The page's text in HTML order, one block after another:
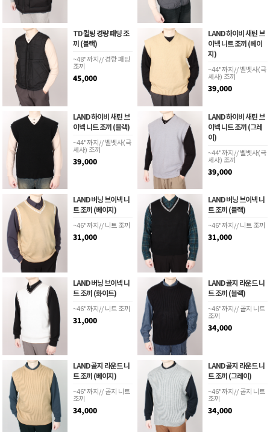
TD 퀼팅 경량 패딩 조
끼 (블랙)
~48"까지// 경량 패딩
조끼
45,000
LAND 하이비 새틴 브
이넥 니트 조끼 (베이
지)
~44"까지// 벨벳사(극
세사) 조끼
39,000
LAND 하이비 새틴 브
이넥 니트 조끼 (블랙)
~44"까지// 벨벳사(극
세사) 조끼
39,000
LAND 하이비 새틴 브
이넥 니트 조끼 (그레
이)
~44"까지// 벨벳사(극
세사) 조끼
39,000
LAND 버닝 브이넥 니
트 조끼 (베이지)
~46"까지// 니트 조끼
31,000
LAND 버닝 브이넥 니
트 조끼 (블랙)
~46"까지// 니트 조끼
31,000
LAND 버닝 브이넥 니
트 조끼 (화이트)
~46"까지// 니트 조끼
31,000
LAND 골지 라운드 니
트 조끼 (블랙)
~46"까지// 골지 니트
조끼
34,000
LAND 골지 라운드 니
트 조끼 (베이지)
~46"까지// 골지 니트
조끼
34,000
LAND 골지 라운드 니
트 조끼 (그레이)
~46"까지// 골지 니트
조끼
34,000